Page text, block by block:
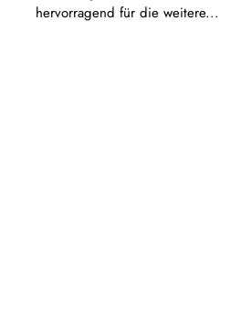
hervorragend für die weitere...